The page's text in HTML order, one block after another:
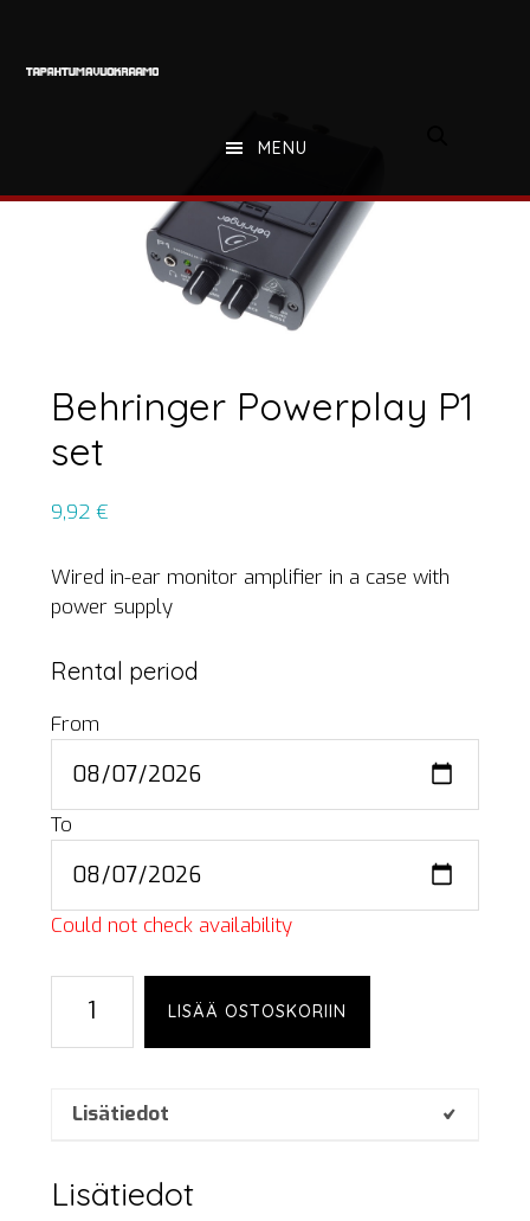
sivupalkkiin
MENU
Behringer Powerplay P1
set
9,92 €
Wired in-ear monitor amplifier in a case with
power supply
Rental period
From
To
Could not check availability
Powerplay
P1
määrä
LISÄÄ OSTOSKORIIN
Lisätiedot
Lisätiedot